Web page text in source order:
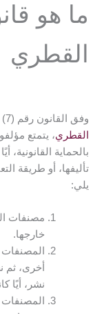
ما هو
القطري
وفق القانون رقم (7) لسنة (2002) بشأن
القطري، يتمتع
بالحماية القانونية،
تأليفها، أو طريقة
يلي:
مصنفات
خارجها.
أخرى، ثم
نشر، أيًا